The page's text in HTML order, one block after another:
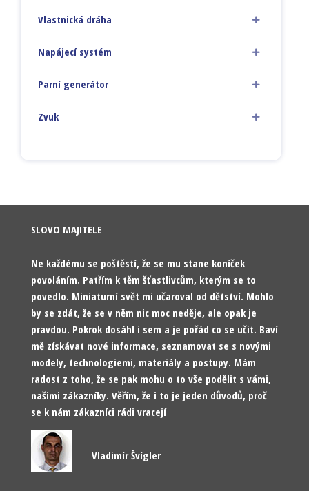
Vlastnická dráha
Napájecí systém
Parní generátor
Zvuk
SLOVO MAJITELE
Ne každému se poštěstí, že se mu stane koníček
povoláním. Patřím k těm šťastlivcům, kterým se to
povedlo. Miniaturní svět mi učaroval od dětství. Mohlo
by se zdát, že se v něm nic moc neděje, ale opak je
pravdou. Pokrok dosáhl i sem a je pořád co se učit. Baví
mě získávat nové informace, seznamovat se s novými
modely, technologiemi, materiály a postupy. Mám
radost z toho, že se pak mohu o to vše podělit s vámi,
našimi zákazníky. Věřím, že i to je jeden důvodů, proč
se k nám zákazníci rádi vracejí
Vladimír Švígler